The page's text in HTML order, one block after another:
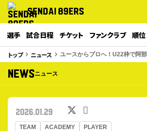
SENDAI 89ERS
選手 試合日程 チケット ファンクラブ 順位
トップkeyboard_arrow_right ニュース keyboard_arrow_right ユースからプロへ！U22枠で阿
NEWSニュース
TEAM ACADEMY PLAYER
2026.01.29